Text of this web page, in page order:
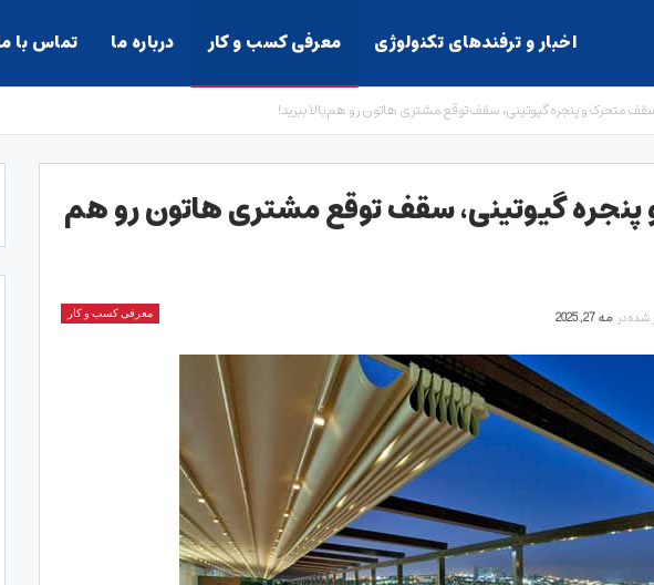
اخبار و ترفندهای تکنولوژی معرفی کسب و کار درباره ما تماس با
متحرک و پنجره گیوتینی، سقف توقع مشتری هاتون رو هم بالا ببرید!
گیوتینی، سقف توقع مشتری هاتون رو هم
معرفی کسب و کار در مه 27, 2025